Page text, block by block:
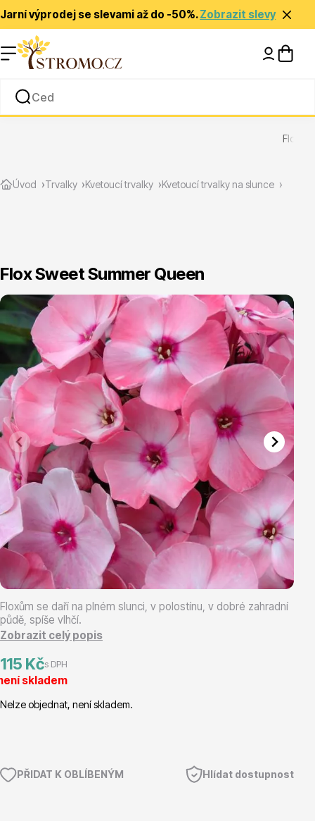
Jarní výprodej se slevami až do -50%.Zobrazit slevy
Rady a tipy
Zlevněné
Jehličnany
Vřesovištní rostliny
Vánoční stromky v květináčích a řezané
Magnólie
Semena, sadba
Úvod Trvalky Kvetoucí trvalky Kvetoucí trvalky na slunce
Flox
Flox Sweet Summer Queen
Floxům se daří na plném slunci, v polostínu, v dobré zahradní
půdě, spíše vlhčí.
Zobrazit celý popis
115 Kčs DPH
skladem
Nelze objednat, není skladem.
PŘIDAT K OBLÍBENÝM Hlídat dostupnost